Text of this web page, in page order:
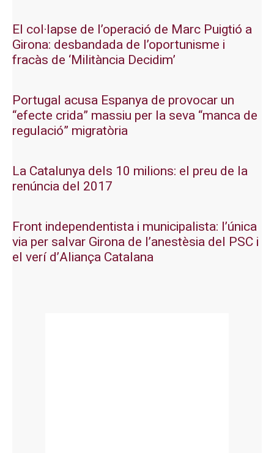
El col·lapse de l’operació de Marc Puigtió a
Girona: desbandada de l’oportunisme i
fracàs de ‘Militància Decidim’
Portugal acusa Espanya de provocar un
“efecte crida” massiu per la seva “manca de
regulació” migratòria
La Catalunya dels 10 milions: el preu de la
renúncia del 2017
Front independentista i municipalista: l’única
via per salvar Girona de l’anestèsia del PSC i
el verí d’Aliança Catalana